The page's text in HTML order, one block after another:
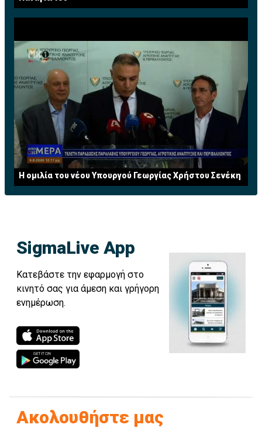
Η ομιλία του νέου Υπουργού Γεωργίας Χρήστου Σενέκη
SigmaLive App
Κατεβάστε την εφαρμογή στο
κινητό σας για άμεση και γρήγορη
ενημέρωση.
Ακολουθήστε μας